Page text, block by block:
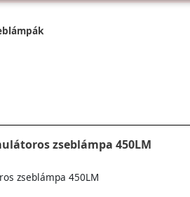
zseblámpa 450LM
zseblámpa 450LM